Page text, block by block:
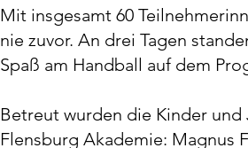
Mit insgesamt 60
nie zuvor. An drei Tagen
Spaß am Handball auf dem
Betreut wurden die Kinder
Flensburg Akademie: Magnus